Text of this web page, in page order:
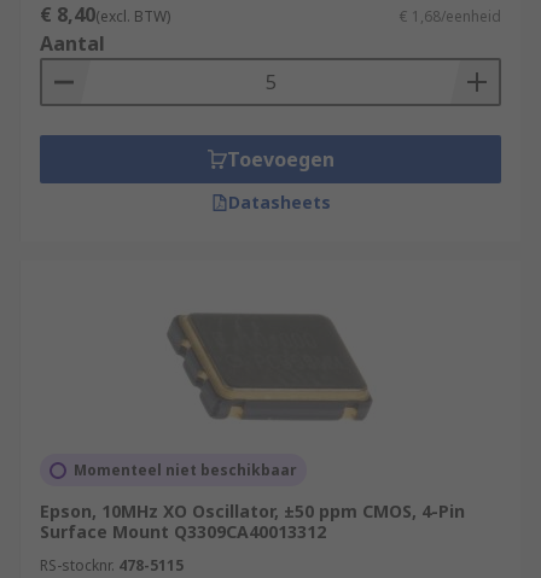
€ 8,40(excl. BTW) € 1,68/eenheid
Aantal
Toevoegen
Datasheets
Momenteel niet beschikbaar
Epson, 10MHz XO Oscillator, ±50 ppm CMOS, 4-Pin
Surface Mount Q3309CA40013312
RS-stocknr. 478-5115